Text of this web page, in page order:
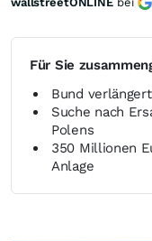
Für Sie
Bund
Suche nach
Polens
350 Millionen
Anlage